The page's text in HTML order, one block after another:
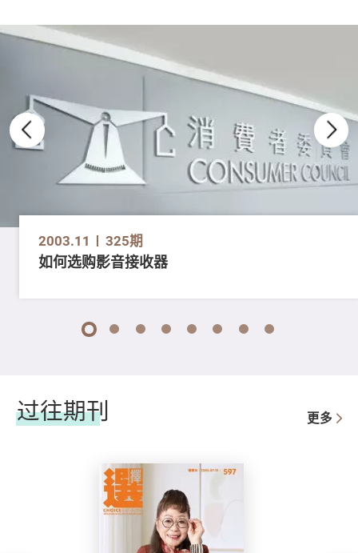
2003.11 325期
如何选购影音接收器
1 2 3 4 5 6 7 8
过往期刊 更多